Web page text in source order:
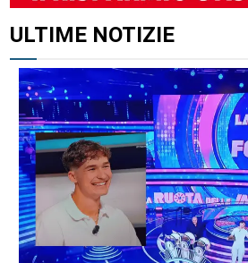
ULTIME NOTIZIE